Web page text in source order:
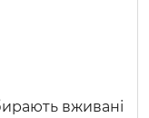
вживані